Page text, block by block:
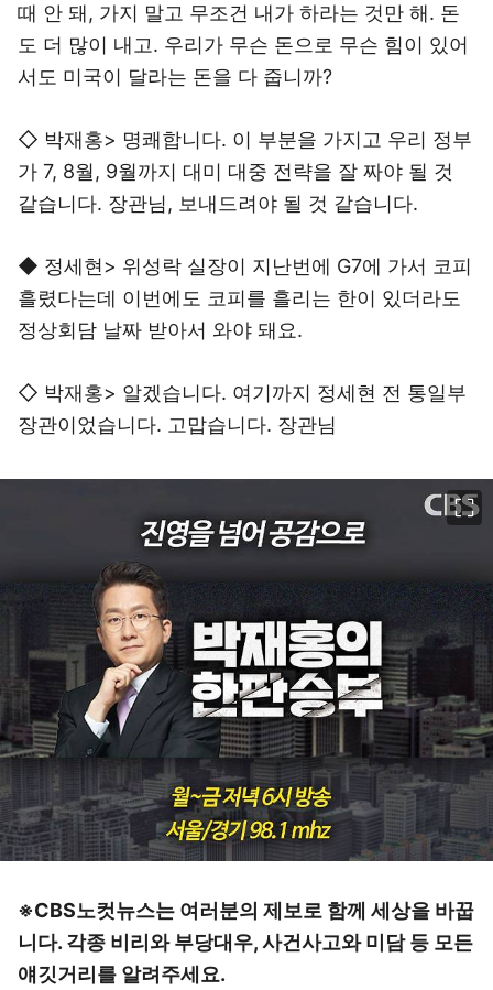
때 안 돼, 가지 말고 무조건 내가 하라는 것만 해. 돈
도 더 많이 내고. 우리가 무슨 돈으로 무슨 힘이 있어
서도 미국이 달라는 돈을 다 줍니까?
◇ 박재홍> 명쾌합니다. 이 부분을 가지고 우리 정부
가 7, 8월, 9월까지 대미 대중 전략을 잘 짜야 될 것
같습니다. 장관님, 보내드려야 될 것 같습니다.
◆ 정세현> 위성락 실장이 지난번에 G7에 가서 코피
흘렸다는데 이번에도 코피를 흘리는 한이 있더라도
정상회담 날짜 받아서 와야 돼요.
◇ 박재홍> 알겠습니다. 여기까지 정세현 전 통일부
장관이었습니다. 고맙습니다. 장관님
※CBS노컷뉴스는 여러분의 제보로 함께 세상을 바꿉
니다. 각종 비리와 부당대우, 사건사고와 미담 등 모든
얘깃거리를 알려주세요.